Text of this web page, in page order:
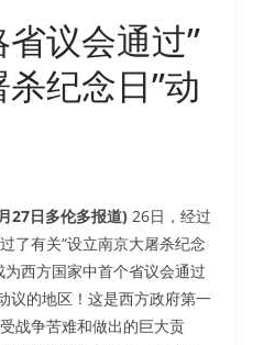
议会通过”
纪念日”动
27日多伦多报道) 26日，经过
了有关“设立南京大屠杀纪念
西方国家中首个省议会通过
议的地区！这是西方政府第一
战争苦难和做出的巨大贡